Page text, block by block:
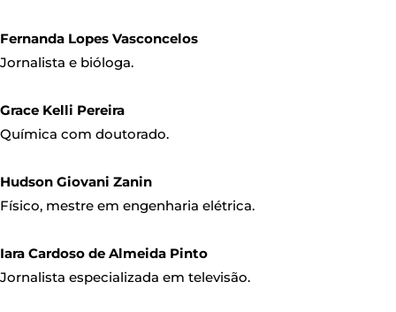
Fernanda Lopes Vasconcelos
Jornalista e bióloga.
Grace Kelli Pereira
Química com doutorado.
Hudson Giovani Zanin
Físico, mestre em engenharia elétrica.
Iara Cardoso de Almeida Pinto
Jornalista especializada em televisão.